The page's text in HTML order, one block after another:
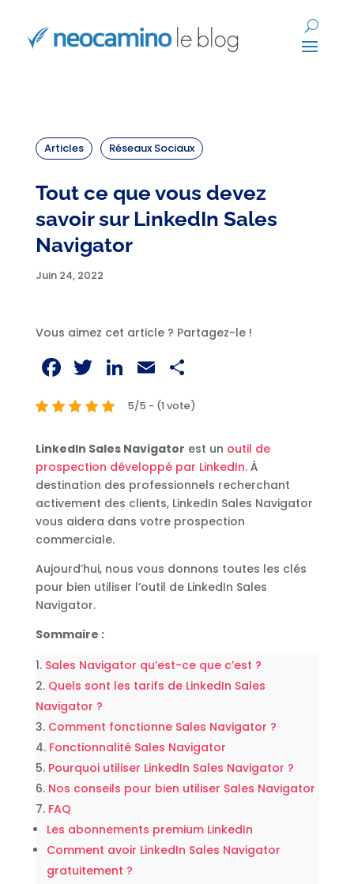
Articles Réseaux Sociaux
Tout ce que vous devez
savoir sur LinkedIn Sales
Navigator
Juin 24, 2022
Vous aimez cet article ? Partagez-le !
Facebook
Twitter
LinkedIn
Email
5/5 - (1 vote)
LinkedIn Sales Navigator est un outil de
prospection développé par LinkedIn. À
destination des professionnels recherchant
activement des clients, LinkedIn Sales Navigator
vous aidera dans votre prospection
commerciale.
Aujourd’hui, nous vous donnons toutes les clés
pour bien utiliser l’outil de LinkedIn Sales
Navigator.
Sommaire :
Sales Navigator qu’est-ce que c’est ?
Quels sont les tarifs de LinkedIn Sales
Navigator ?
Comment fonctionne Sales Navigator ?
Fonctionnalité Sales Navigator
Pourquoi utiliser LinkedIn Sales Navigator ?
Nos conseils pour bien utiliser Sales Navigator
FAQ
Les abonnements premium LinkedIn
Comment avoir LinkedIn Sales Navigator
gratuitement ?